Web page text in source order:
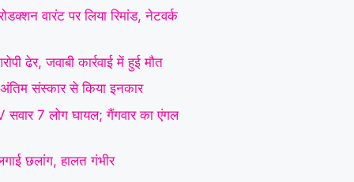
वारंट पर लिया रिमांड, नेटवर्क
ढेर, जवाबी कार्रवाई में हुई मौत
अंतिम संस्कार से किया इनकार
सवार 7 लोग घायल; गैंगवार का एंगल
छलांग, हालत गंभीर